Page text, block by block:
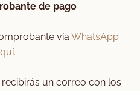
de pago
vía WhatsApp
un correo con los